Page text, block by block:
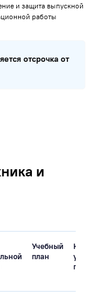
и защита выпускной
работы
отсрочка от
и
Учебный
план